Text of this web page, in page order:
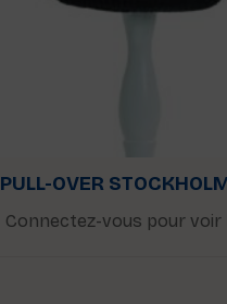
PULL-OVER
Connectez-vous pour voir